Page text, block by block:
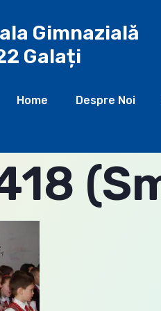
Gimnazială
Galați
Home Despre Noi